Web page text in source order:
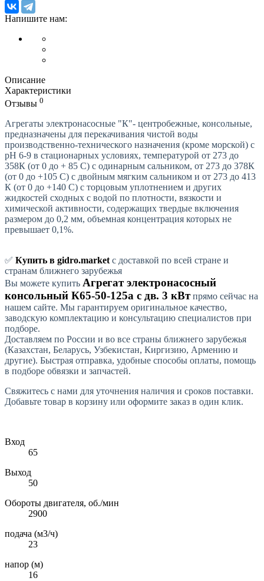
Напишите нам:
Описание
Характеристики
Отзывы 0
Агрегаты электронасосные "К"- центробежные, консольные,
предназначены для перекачивания чистой воды
производственно-технического назначения (кроме морской) с
рН 6-9 в стационарных условиях, температурой от 273 до
358К (от 0 до + 85 С) с одинарным сальником, от 273 до 378К
(от 0 до +105 С) с двойным мягким сальником и от 273 до 413
К (от 0 до +140 С) с торцовым уплотнением и других
жидкостей сходных с водой по плотности, вязкости и
химической активности, содержащих твердые включения
размером до 0,2 мм, объемная концентрация которых не
превышает 0,1%.
✅ Купить в gidro.market с доставкой по всей стране и
странам ближнего зарубежья
Вы можете купить Агрегат электронасосный
консольный К65-50-125а с дв. 3 кВтпрямо сейчас на
нашем сайте. Мы гарантируем оригинальное качество,
заводскую комплектацию и консультацию специалистов при
подборе.
Доставляем по России и во все страны ближнего зарубежья
(Казахстан, Беларусь, Узбекистан, Киргизию, Армению и
другие). Быстрая отправка, удобные способы оплаты, помощь
в подборе обвязки и запчастей.
Свяжитесь с нами для уточнения наличия и сроков поставки.
Добавьте товар в корзину или оформите заказ в один клик.
Вход
65
Выход
50
Обороты двигателя, об./мин
2900
подача (м3/ч)
23
напор (м)
16